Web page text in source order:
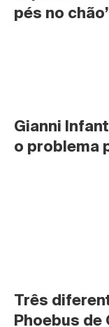
pés no
Gianni
o problema
Três
Phoebus de